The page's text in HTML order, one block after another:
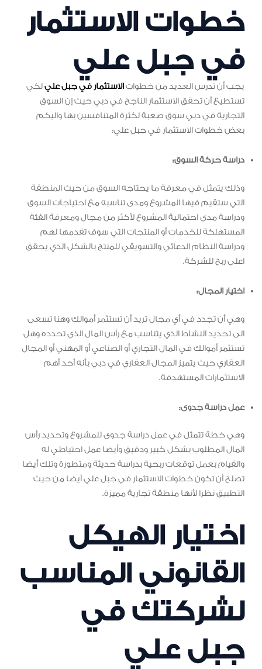
خطوات الاستثمار
في جبل علي
يجب أن تدرس العديد من خطوات الاستثمار في جبل عليلكي
تستطيع أن تحقق الاستثمار الناجح في دبي حيث إن السوق
التجارية في دبي سوق صعبة لكثرة المتنافسين بها واليكم
بعض خطوات الاستثمار في جبل علي:
دراسة حركة السوق:
وذلك يتمثل في معرفة ما يحتاجه السوق من حيث المنطقة
التي ستقيم فيها المشروع ومدى تناسبه مع احتياجات السوق
ودراسة مدى احتمالية المشروع لأكثر من مجال ومعرفة الفئة
المستهلكة للخدمات أو المنتجات التي سوف تقدمها لهم
ودراسة النظام الدعائي والتسويقي للمنتج بالشكل الذي يحقق
اعلى ربح للشركة.
اختيار المجال:
وهي أن تجدد في أي مجال تريد أن تستثمر أموالك وهنا تسعى
الى تحديد النشاط الذي يتناسب مع رأس المال الذي تحدده وهل
تستثمر أموالك في المال التجاري أو الصناعي أو المهني أو المجال
العقاري حيث يتميز المجال العقاري في دبي بأنه أحد أهم
الاستثمارات المستهدفة.
عمل دراسة جدوى:
وهي خطة تتمثل في عمل دراسة جدوى للمشروع وتحديد رأس
المال المطلوب بشكل كبير ودقيق وأيضا عمل احتياطي له
والقيام بعمل توقعات ربحية بدراسة حديثة ومتطورة وتلك أيضا
تصلح أن تكون خطوات الاستثمار في جبل علي أيضا من حيث
التطبيق نظرا لأنها منطقة تجارية مميزة.
اختيار الهيكل
القانوني المناسب
لشركتك في
جبل علي